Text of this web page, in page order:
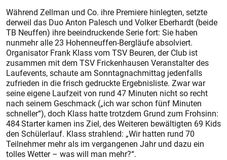
Während Zellman und Co. ihre Premiere hinlegten, setzte
derweil das Duo Anton Palesch und Volker Eberhardt (beide
TB Neuffen) ihre beeindruckende Serie fort: Sie haben
nunmehr alle 23 Hohenneuffen-Berg­läufe absolviert.
Organisator Frank Klass vom TSV Beuren, der Club ist
zusammen mit dem TSV Frickenhausen Veranstalter des
Lauf­events, schaute am Sonntagnachmittag jedenfalls
zufrieden in die frisch gedruckte Ergebnisliste. Zwar war
seine eigene Laufzeit von rund 47 Minuten nicht so recht
nach seinem Geschmack („ich war schon fünf Minuten
schneller“), doch Klass hatte trotzdem Grund zum Frohsinn:
484 Starter kamen ins Ziel, des Weiteren bewältigten 69 Kids
den Schülerlauf. Klass strahlend: „Wir hatten rund 70
Teilnehmer mehr als im vergangenen Jahr und dazu ein
tolles Wetter – was will man mehr?“.